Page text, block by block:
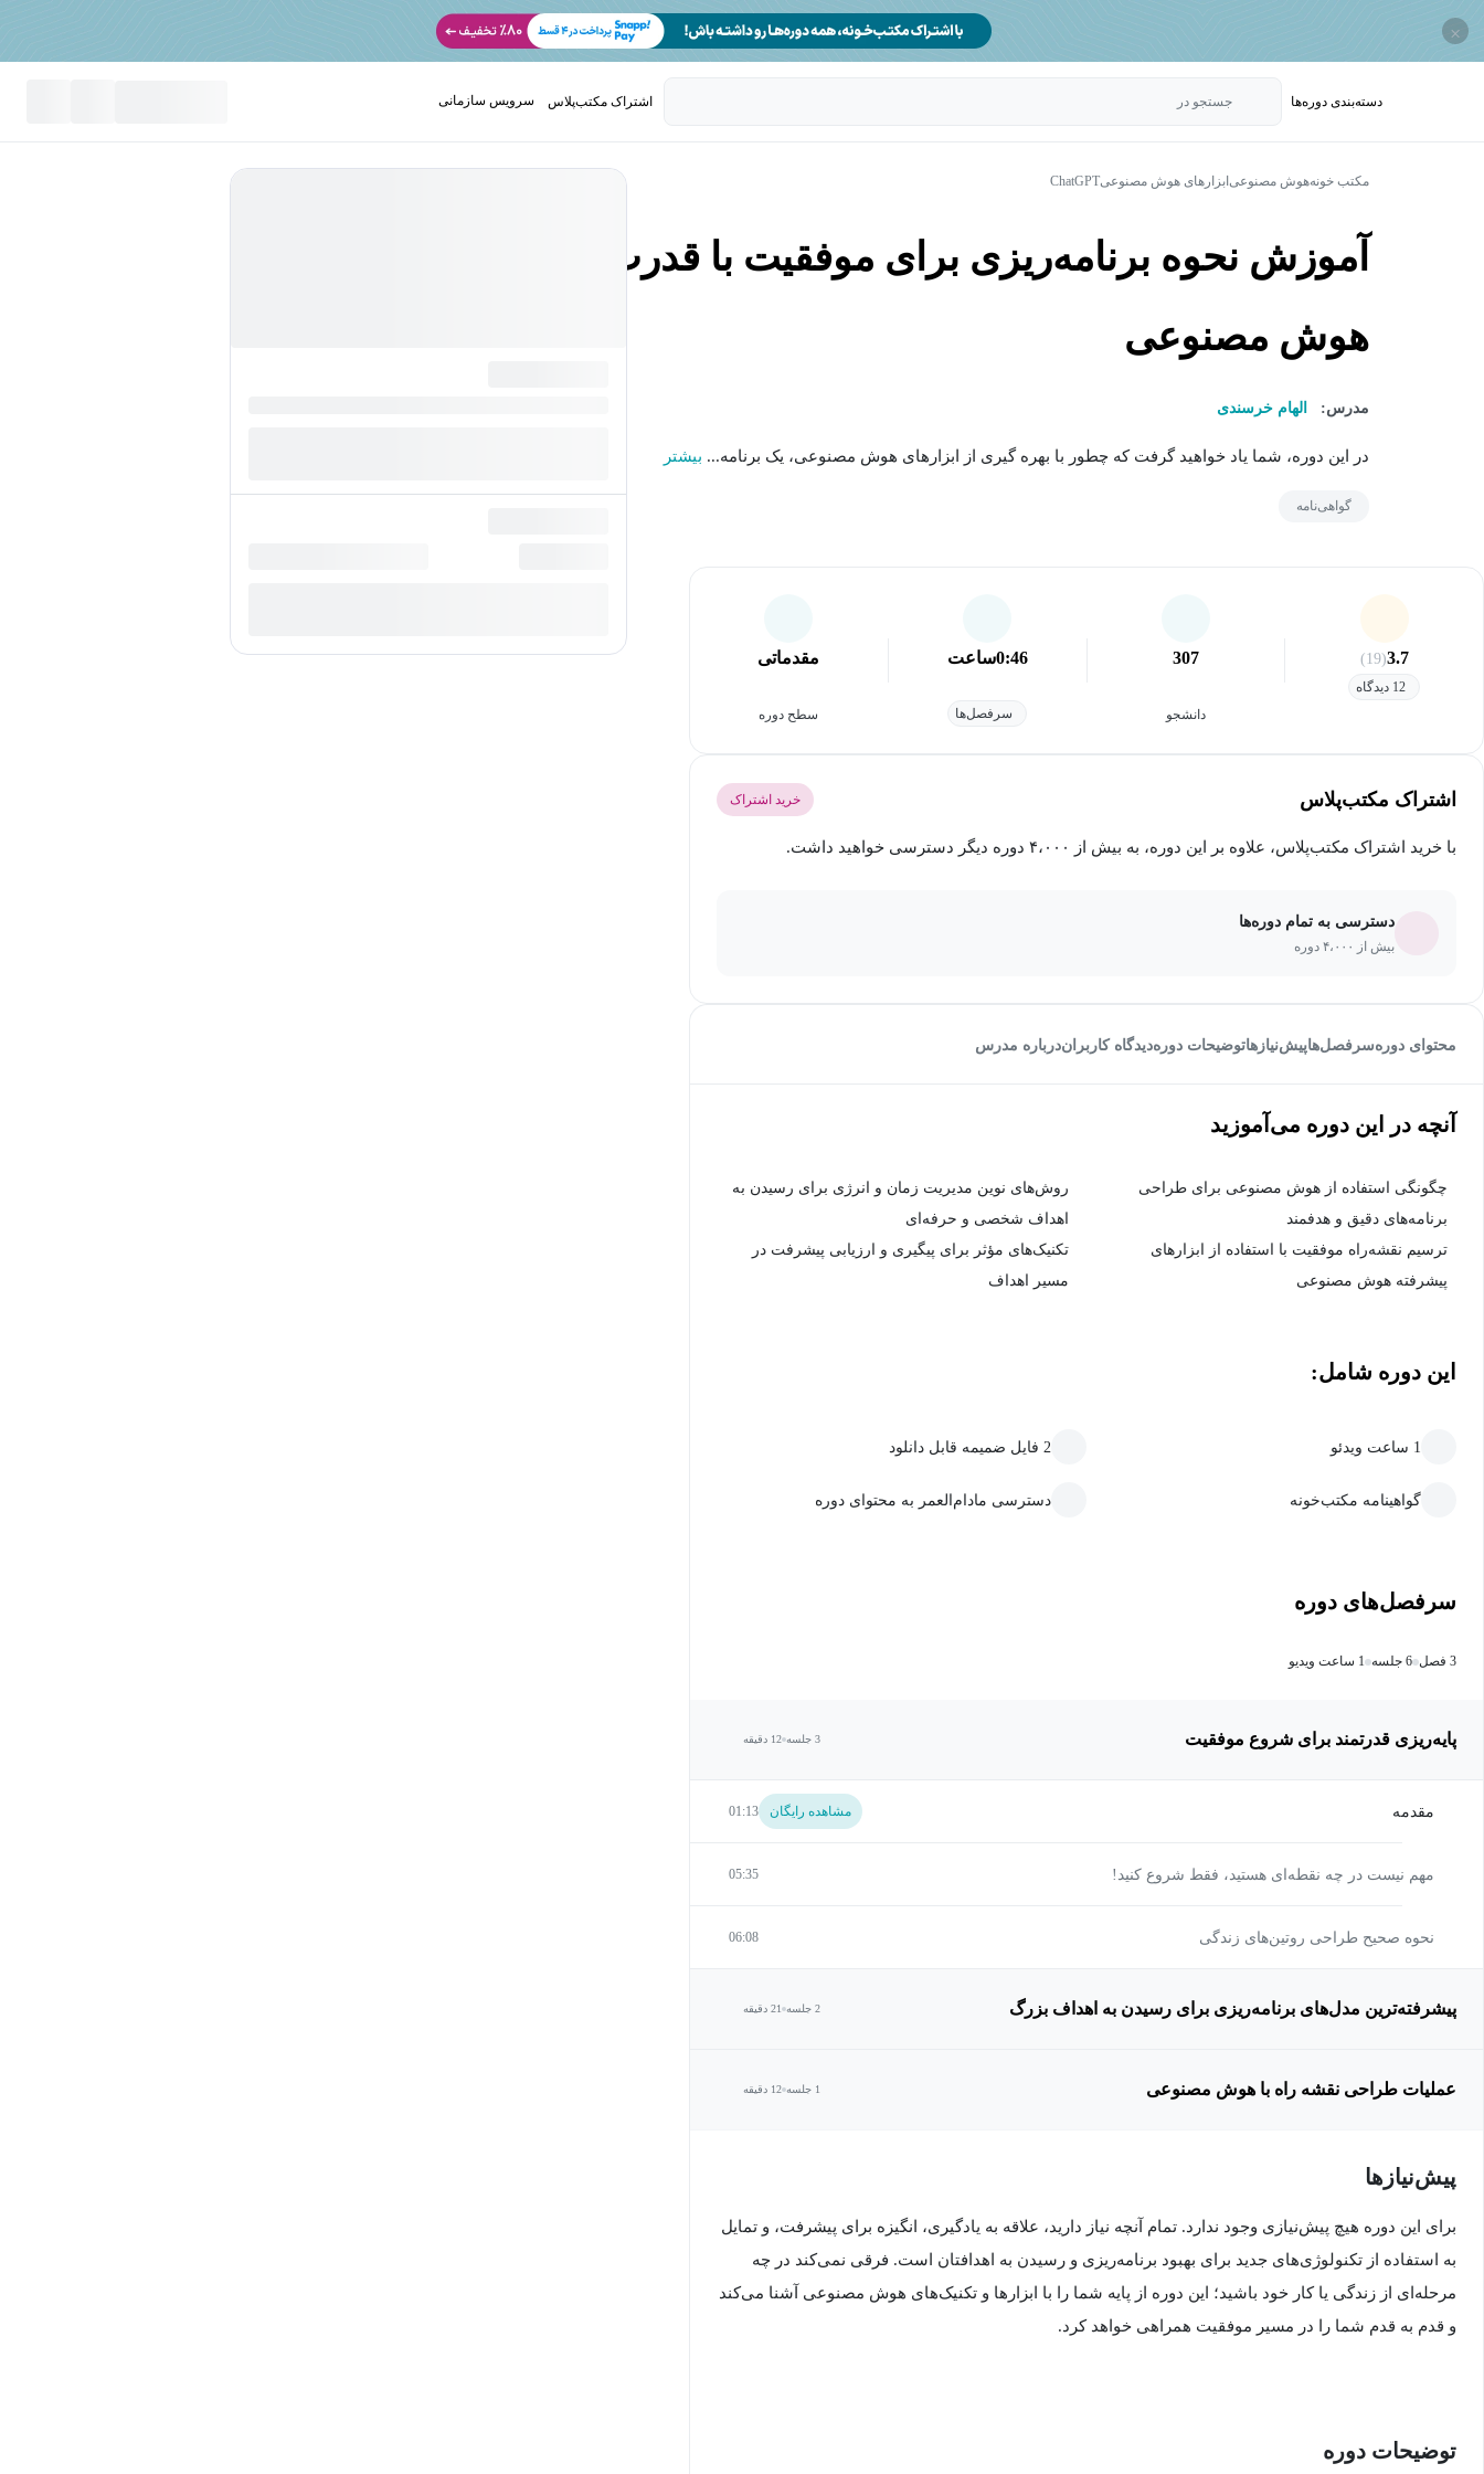
×
دسته‌بندی‌ دوره‌ها جستجو در اشتراک مکتب‌پلاس سرویس سازمانی
مکتب خونههوش مصنوعی ابزارهای هوش مصنوعیChatGPT
آموزش نحوه برنامه‌ریزی برای موفقیت با قدرت
هوش مصنوعی
مدرس: الهام خرسندی
در این دوره، شما یاد خواهید گرفت که چطور با بهره گیری از ابزارهای هوش مصنوعی، یک برنامه... بیشتر
گواهی‌نامه
3.7
(19)
12 دیدگاه
307
دانشجو
0:46ساعت
سرفصل‌ها
مقدماتی
سطح دوره
اشتراک مکتب‌پلاس خرید اشتراک
با خرید اشتراک مکتب‌پلاس، علاوه بر این دوره، به بیش از ۴،۰۰۰ دوره دیگر دسترسی خواهید داشت.
دسترسی به تمام دوره‌ها
بیش از ۴،۰۰۰ دوره
محتوای دورهسرفصل‌هاپیش‌نیاز‌هاتوضیحات دورهدیدگاه کاربراندرباره مدرس
آنچه در این دوره می‌آموزید
چگونگی استفاده از هوش مصنوعی برای طراحی
برنامه‌های دقیق و هدفمند
روش‌های نوین مدیریت زمان و انرژی برای رسیدن به
اهداف شخصی و حرفه‌ای
ترسیم نقشه‌راه موفقیت با استفاده از ابزارهای
پیشرفته هوش مصنوعی
تکنیک‌های مؤثر برای پیگیری و ارزیابی پیشرفت در
مسیر اهداف
این دوره شامل:
1 ساعت ویدئو 2 فایل ضمیمه قابل دانلود
گواهینامه مکتب‌خونه دسترسی مادام‌العمر به محتوای دوره
سرفصل‌های دوره
3 فصل 6 جلسه 1 ساعت ویدیو
پایه‌ریزی قدرتمند برای شروع موفقیت 3 جلسه 12 دقیقه
مقدمه مشاهده رایگان 01:13
مهم نیست در چه نقطه‌ای هستید، فقط شروع کنید! 05:35
نحوه صحیح طراحی روتین‌های زندگی 06:08
پیشرفته‌ترین مدل‌های برنامه‌ریزی برای رسیدن به اهداف بزرگ 2 جلسه 21 دقیقه
عملیات طراحی نقشه راه با هوش مصنوعی 1 جلسه 12 دقیقه
پیش‌نیاز‌ها
برای این دوره هیچ پیش‌نیازی وجود ندارد. تمام آنچه نیاز دارید، علاقه به یادگیری، انگیزه برای پیشرفت، و تمایل
به استفاده از تکنولوژی‌های جدید برای بهبود برنامه‌ریزی و رسیدن به اهدافتان است. فرقی نمی‌کند در چه
مرحله‌ای از زندگی یا کار خود باشید؛ این دوره از پایه شما را با ابزارها و تکنیک‌های هوش مصنوعی آشنا می‌کند
و قدم به قدم شما را در مسیر موفقیت همراهی خواهد کرد.
توضیحات دوره